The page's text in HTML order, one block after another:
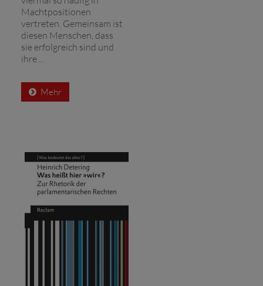
Machtpositionen
vertreten. Gemeinsam ist
diesen Menschen, dass
sie erfolgreich sind und
ihre ...
Mehr